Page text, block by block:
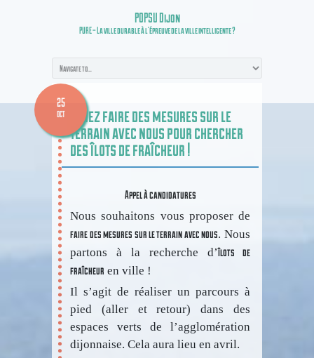
POPSU Dijon
PURE – La ville durable à l’épreuve de la ville intelligente ?
25
OCT
Venez faire des mesures sur le
terrain avec nous pour chercher
des îlots de fraîcheur !
Appel à candidatures
Nous souhaitons vous proposer de
faire des mesures sur le terrain avec nous. Nous
partons à la recherche d’îlots de
fraîcheur en ville !
Il s’agit de réaliser un parcours à
pied (aller et retour) dans des
espaces verts de l’agglomération
dijonnaise. Cela aura lieu en avril.